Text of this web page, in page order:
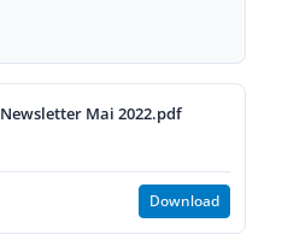
Newsletter Mai 2022.pdf
Download